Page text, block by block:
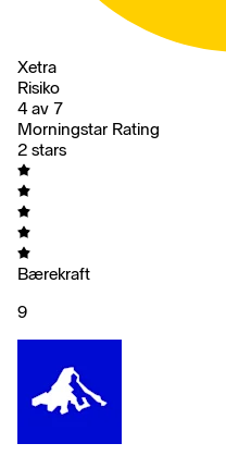
Xetra
Risiko
4 av 7
Morningstar Rating
2 stars
Bærekraft
9